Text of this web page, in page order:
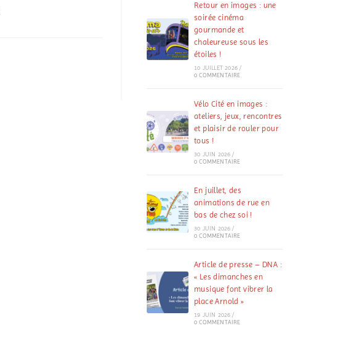
Retour en images : une
soirée cinéma
gourmande et
chaleureuse sous les
étoiles !
10 JUILLET 2026 /
0 COMMENTAIRE
Vélo Cité en images :
ateliers, jeux, rencontres
et plaisir de rouler pour
tous !
30 JUIN 2026 /
0 COMMENTAIRE
En juillet, des
animations de rue en
bas de chez soi !
30 JUIN 2026 /
0 COMMENTAIRE
Article de presse – DNA :
« Les dimanches en
musique font vibrer la
place Arnold »
19 JUIN 2026 /
0 COMMENTAIRE